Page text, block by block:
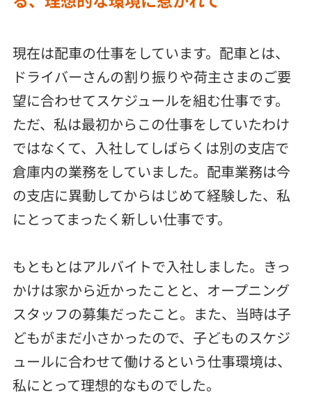
現在は配車の仕事をしています。配車とは、
ドライバーさんの割り振りや荷主さまのご要
望に合わせてスケジュールを組む仕事です。
ただ、私は最初からこの仕事をしていたわけ
ではなくて、入社してしばらくは別の支店で
倉庫内の業務をしていました。配車業務は今
の支店に異動してからはじめて経験した、私
にとってまったく新しい仕事です。
もともとはアルバイトで入社しました。きっ
かけは家から近かったことと、オープニング
スタッフの募集だったこと。また、当時は子
どもがまだ小さかったので、子どものスケジ
ュールに合わせて働けるという仕事環境は、
私にとって理想的なものでした。